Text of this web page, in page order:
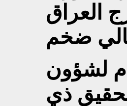
العراق
لشؤون
ذي